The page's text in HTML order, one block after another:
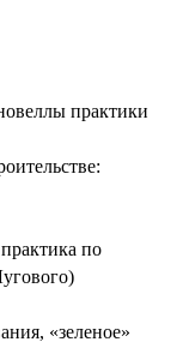
практики
по
«зеленое»